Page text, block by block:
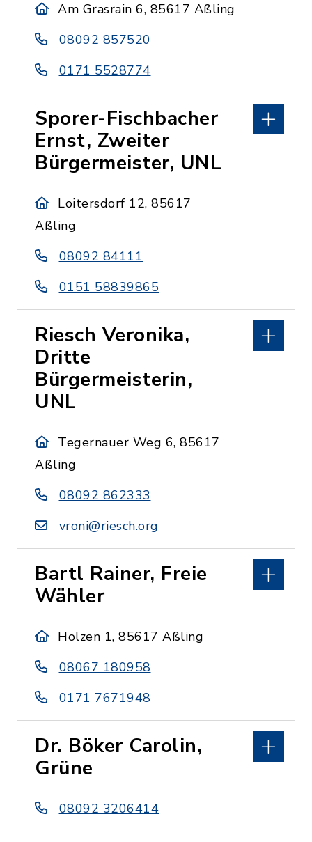
Am Grasrain 6, 85617 Aßling
08092 857520
0171 5528774
Sporer-Fischbacher
Ernst, Zweiter
Bürgermeister, UNL
Loitersdorf 12, 85617
Aßling
08092 84111
0151 58839865
Riesch Veronika,
Dritte
Bürgermeisterin,
UNL
Tegernauer Weg 6, 85617
Aßling
08092 862333
vroni@riesch.org
Bartl Rainer, Freie
Wähler
Holzen 1, 85617 Aßling
08067 180958
0171 7671948
Dr. Böker Carolin,
Grüne
08092 3206414